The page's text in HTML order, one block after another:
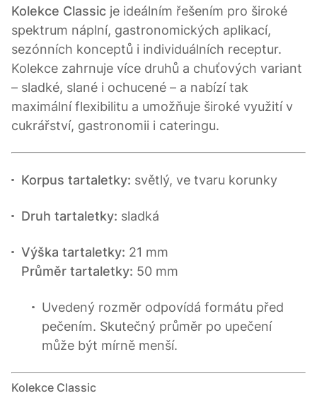
Kolekce Classic je ideálním řešením pro široké
spektrum náplní, gastronomických aplikací,
sezónních konceptů i individuálních receptur.
Kolekce zahrnuje více druhů a chuťových variant
– sladké, slané i ochucené – a nabízí tak
maximální flexibilitu a umožňuje široké využití v
cukrářství, gastronomii i cateringu.
Korpus tartaletky: světlý, ve tvaru korunky
Druh tartaletky: sladká
Výška tartaletky: 21 mm
Průměr tartaletky: 50 mm
Uvedený rozměr odpovídá formátu před
pečením. Skutečný průměr po upečení
může být mírně menší.
Kolekce Classic